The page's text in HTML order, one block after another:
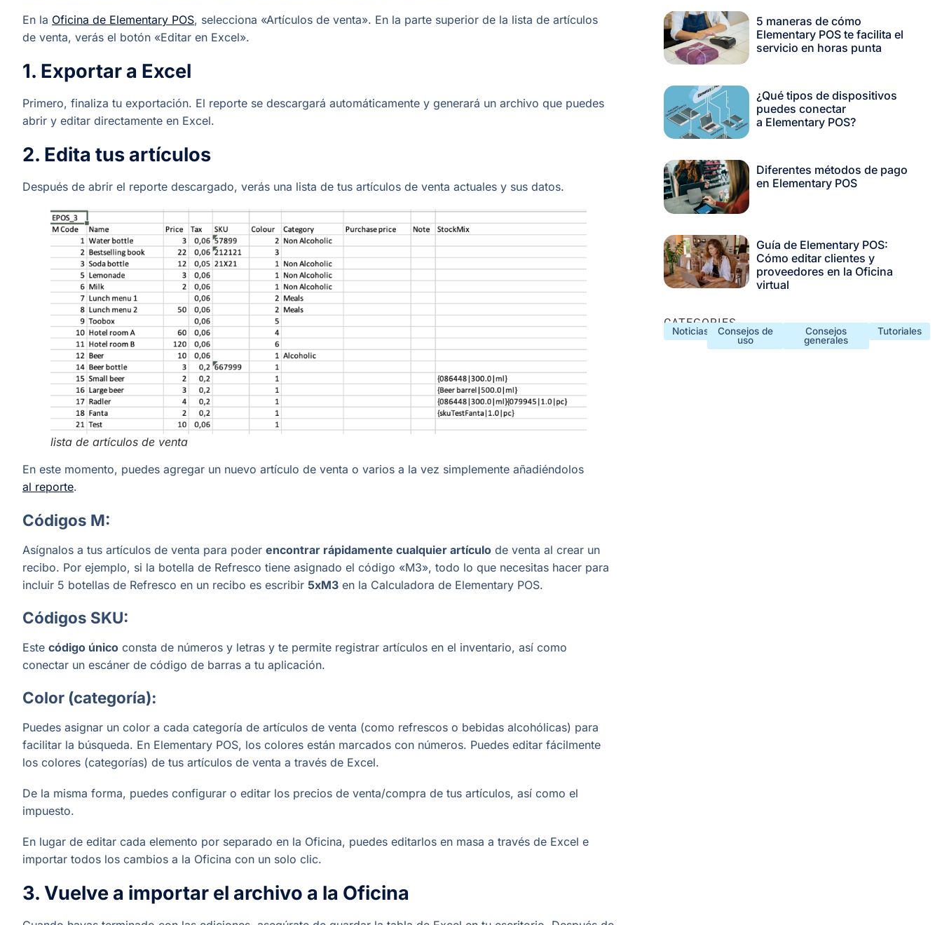
En la Oficina de Elementary POS, selecciona «Artículos de venta». En la parte superior de la lista de artículos
de venta, verás el botón «Editar en Excel».
1. Exportar a Excel
Primero, finaliza tu exportación. El reporte se descargará automáticamente y generará un archivo que puedes
abrir y editar directamente en Excel.
2. Edita tus artículos
Después de abrir el reporte descargado, verás una lista de tus artículos de venta actuales y sus datos.
lista de artículos de venta
En este momento, puedes agregar un nuevo artículo de venta o varios a la vez simplemente añadiéndolos
al reporte.
Códigos M:
Asígnalos a tus artículos de venta para poder encontrar rápidamente cualquier artículo de venta al crear un
recibo. Por ejemplo, si la botella de Refresco tiene asignado el código «M3», todo lo que necesitas hacer para
incluir 5 botellas de Refresco en un recibo es escribir 5xM3 en la Calculadora de Elementary POS.
Códigos SKU:
Este código único consta de números y letras y te permite registrar artículos en el inventario, así como
conectar un escáner de código de barras a tu aplicación.
Color (categoría):
Puedes asignar un color a cada categoría de artículos de venta (como refrescos o bebidas alcohólicas) para
facilitar la búsqueda. En Elementary POS, los colores están marcados con números. Puedes editar fácilmente
los colores (categorías) de tus artículos de venta a través de Excel.
De la misma forma, puedes configurar o editar los precios de venta/compra de tus artículos, así como el
impuesto.
En lugar de editar cada elemento por separado en la Oficina, puedes editarlos en masa a través de Excel e
importar todos los cambios a la Oficina con un solo clic.
3. Vuelve a importar el archivo a la Oficina
5 maneras de cómo
Elementary POS te facilita el
servicio en horas punta
¿Qué tipos de dispositivos
puedes conectar
a Elementary POS?
Diferentes métodos de pago
en Elementary POS
Guía de Elementary POS:
Cómo editar clientes y
proveedores en la Oficina
virtual
CATEGORIES
Noticias
Consejos de
uso
Consejos
generales
Tutoriales